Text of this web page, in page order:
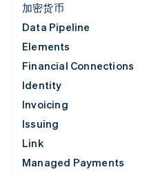
加密货币
Data Pipeline
Elements
Financial Connections
Identity
Invoicing
Issuing
Link
Managed Payments